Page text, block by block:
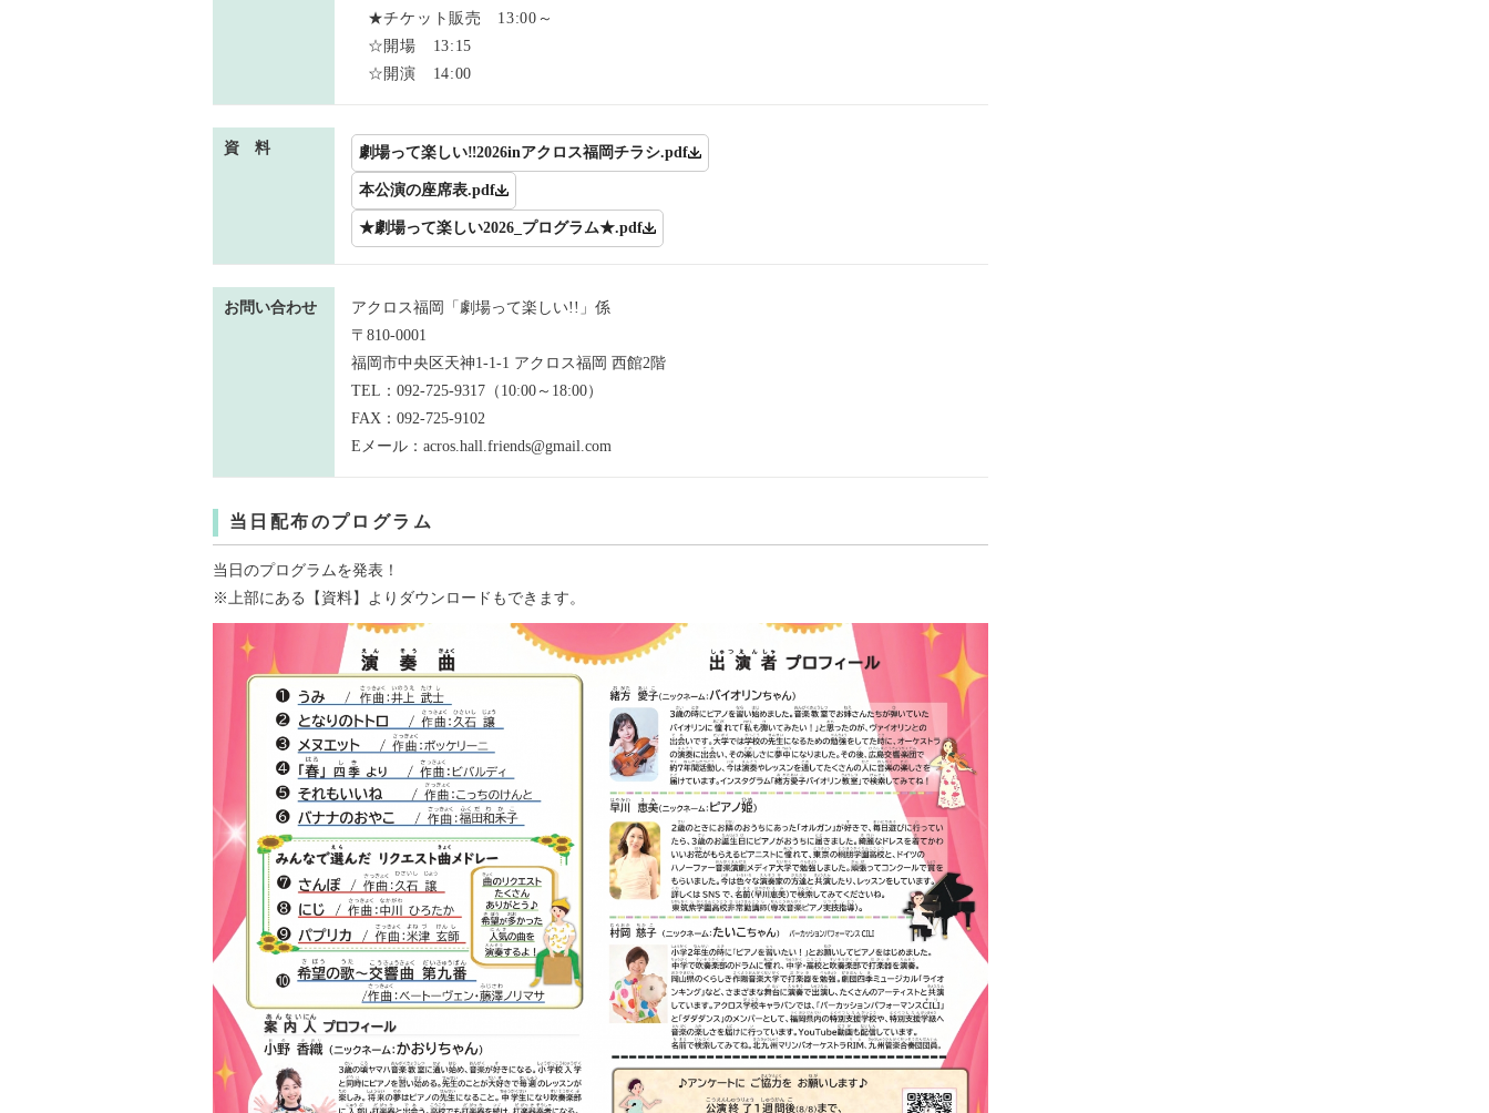
★チケット販売 13:00～
☆開場 13:15
☆開演 14:00
資 料 劇場って楽しい‼2026inアクロス福岡チラシ.pdf
本公演の座席表.pdf
★劇場って楽しい2026_プログラム★.pdf
お問い合わせ
アクロス福岡「劇場って楽しい!!」係
〒810-0001
福岡市中央区天神1-1-1 アクロス福岡 西館2階
TEL：092-725-9317（10:00～18:00）
FAX：092-725-9102
Eメール：acros.hall.friends@gmail.com
当日配布のプログラム
当日のプログラムを発表！
※上部にある【資料】よりダウンロードもできます。